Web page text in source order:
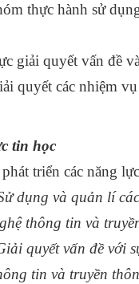
thực hành sử
giải quyết vấn đề
quyết các nhiệm
tin học
triển các năng
dụng và quản lí
thông tin và
quyết vấn đề với
tin và truyền